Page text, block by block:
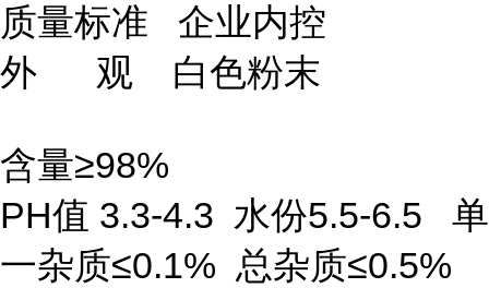
质量标准 企业内控
外 观 白色粉末
含量≥98%
PH值 3.3-4.3 水份5.5-6.5 单
一杂质≤0.1% 总杂质≤0.5%